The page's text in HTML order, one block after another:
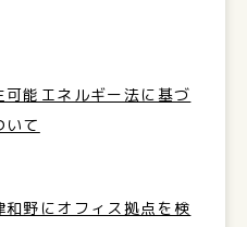
能エネルギー法に基づ
いて
和野にオフィス拠点を検